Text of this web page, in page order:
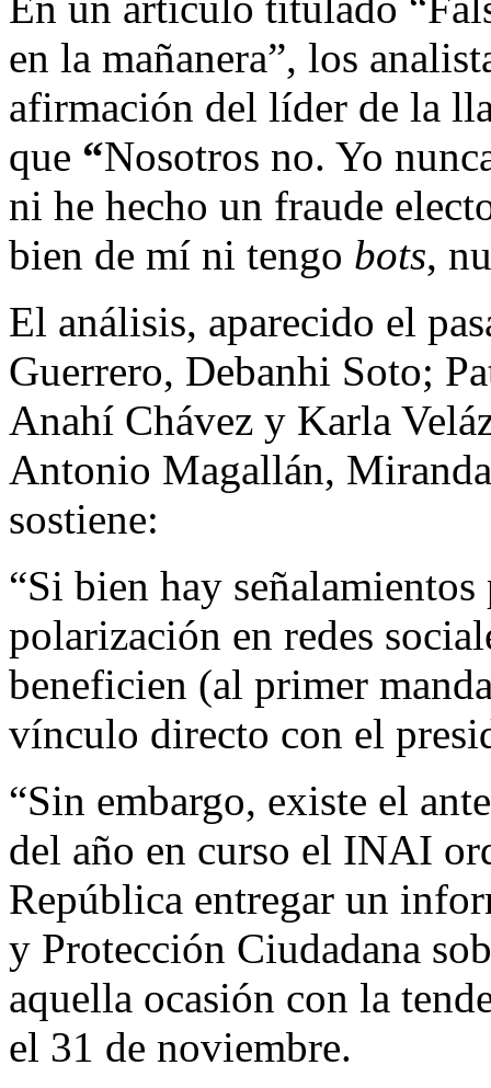
en la mañanera”, los
afirmación del líder de la
que “Nosotros no. Yo
ni he hecho un fraude
bien de mí ni tengo bots,
El análisis, aparecido el
Guerrero, Debanhi Soto;
Anahí Chávez y Karla
Antonio Magallán,
sostiene:
“Si bien hay
polarización en redes
beneficien (al primer
vínculo directo con el
“Sin embargo, existe el
del año en curso el INAI
República entregar un
y Protección Ciudadana
aquella ocasión con la
el 31 de noviembre.